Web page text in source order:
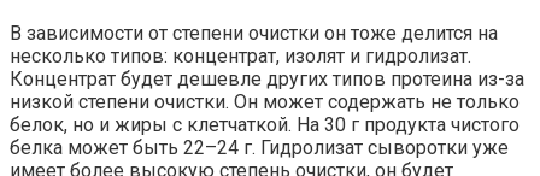
В зависимости от степени очистки он тоже делится на
несколько типов: концентрат, изолят и гидролизат.
Концентрат будет дешевле других типов протеина из-за
низкой степени очистки. Он может содержать не только
белок, но и жиры с клетчаткой. На 30 г продукта чистого
белка может быть 22–24 г. Гидролизат сыворотки уже
имеет более высокую степень очистки, он будет